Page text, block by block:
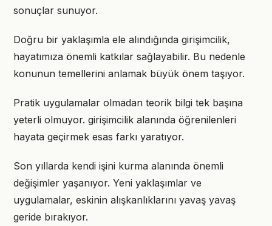
sonuçlar sunuyor.
Doğru bir yaklaşımla ele alındığında girişimcilik,
hayatımıza önemli katkılar sağlayabilir. Bu nedenle
konunun temellerini anlamak büyük önem taşıyor.
Pratik uygulamalar olmadan teorik bilgi tek başına
yeterli olmuyor. girişimcilik alanında öğrenilenleri
hayata geçirmek esas farkı yaratıyor.
Son yıllarda kendi işini kurma alanında önemli
değişimler yaşanıyor. Yeni yaklaşımlar ve
uygulamalar, eskinin alışkanlıklarını yavaş yavaş
geride bırakıyor.